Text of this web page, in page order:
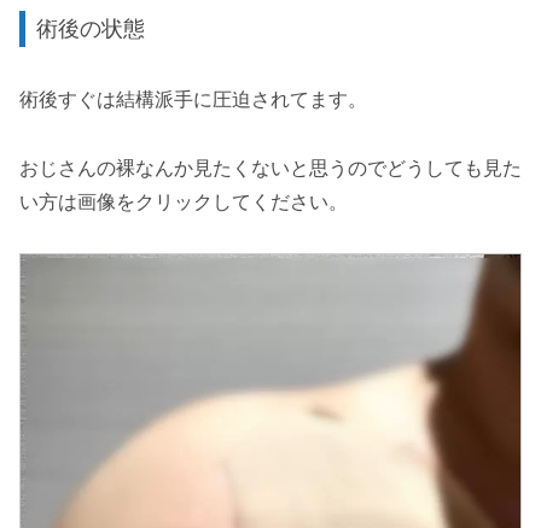
術後の状態
術後すぐは結構派手に圧迫されてます。
おじさんの裸なんか見たくないと思うのでどうしても見た
い方は画像をクリックしてください。